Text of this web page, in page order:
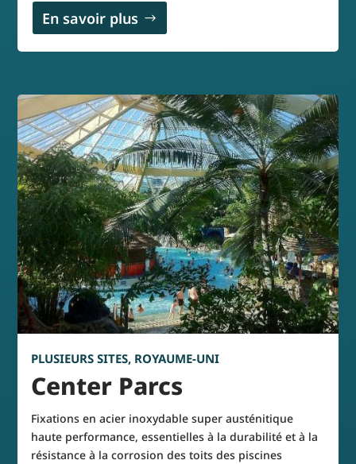
En savoir plus
PLUSIEURS SITES, ROYAUME-UNI
Center Parcs
Fixations en acier inoxydable super austénitique
haute performance, essentielles à la durabilité et à la
résistance à la corrosion des toits des piscines